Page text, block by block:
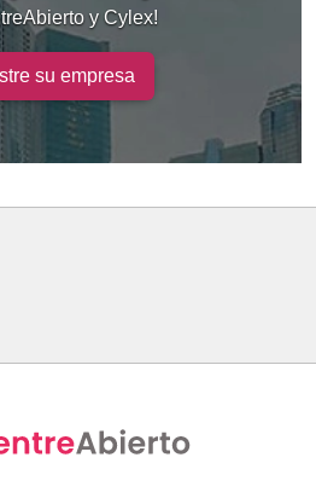
y Cylex!
su empresa